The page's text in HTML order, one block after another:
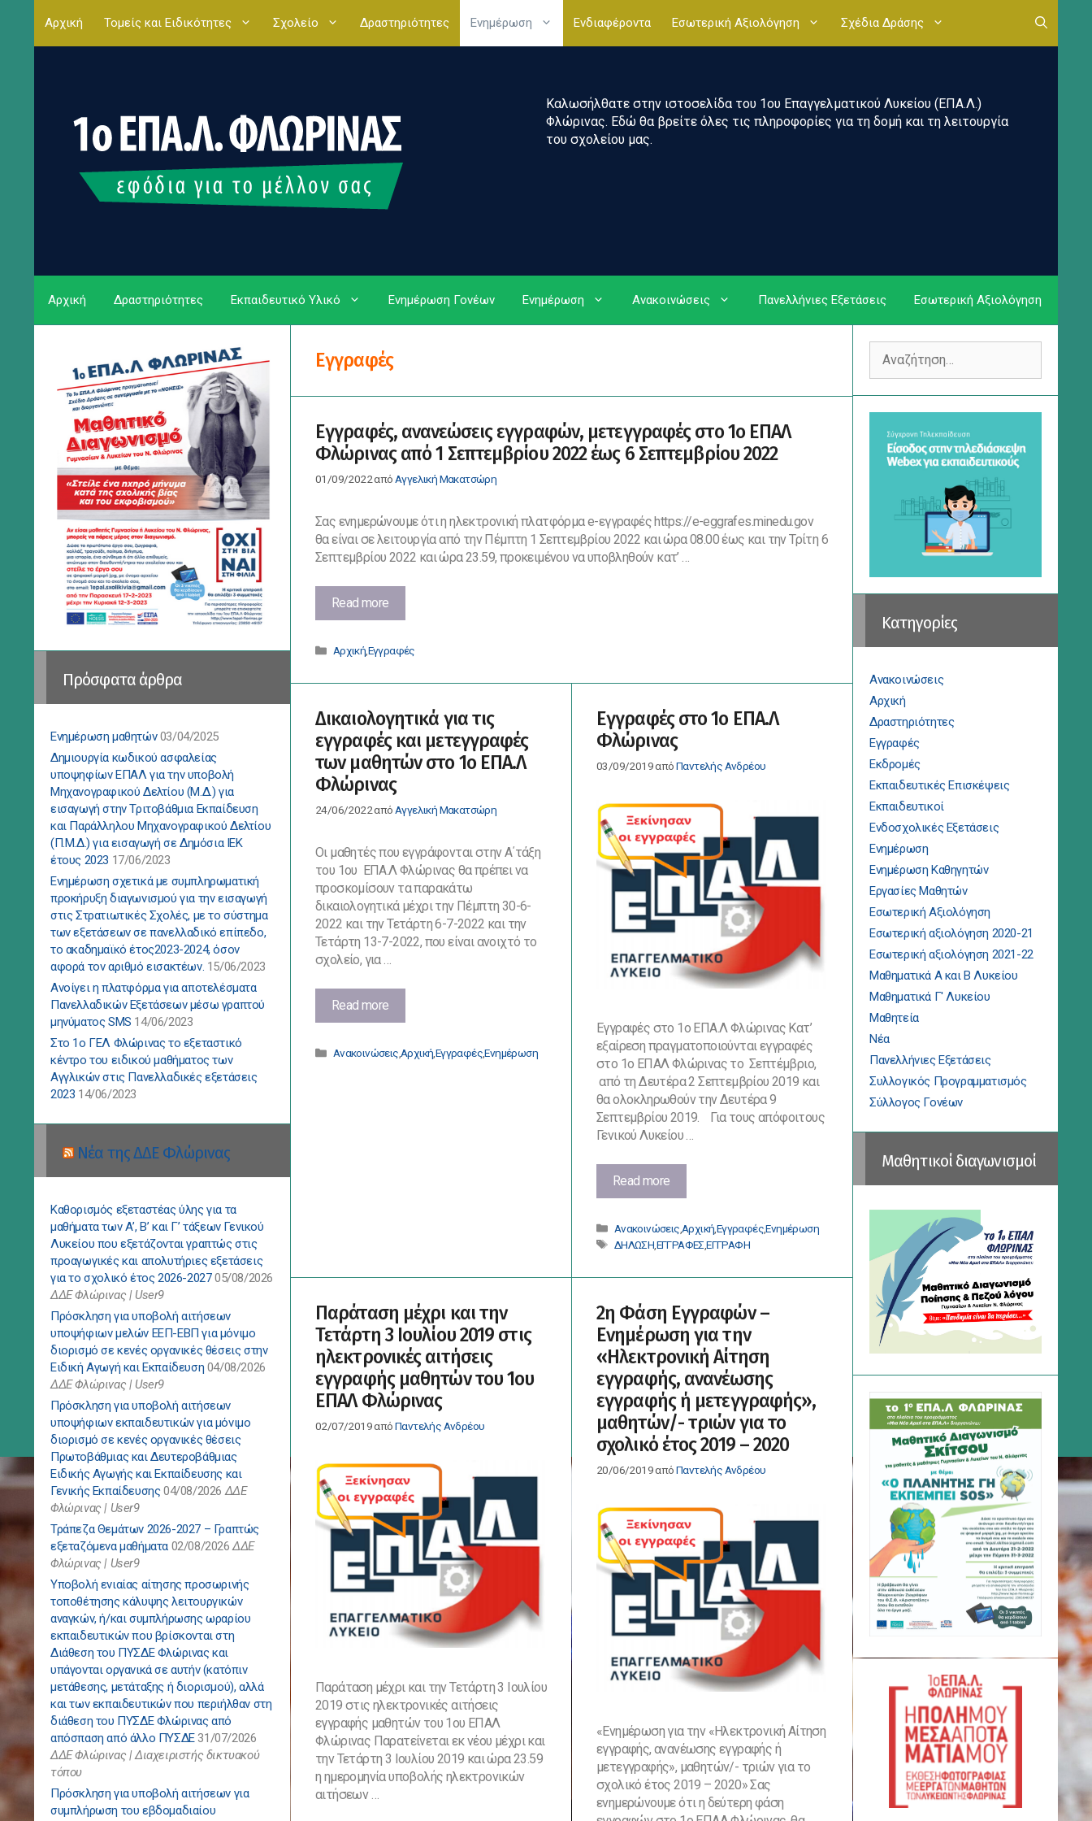
περιεχόμενο
Αρχική Τομείς και Ειδικότητες Σχολείο Δραστηριότητες Ενημέρωση Ενδιαφέροντα Εσωτερική Αξιολόγηση Σχέδια Δράσης
Καλωσήλθατε στην ιστοσελίδα του 1ου Επαγγελματικού Λυκείου (ΕΠΑ.Λ.)
Φλώρινας. Εδώ θα βρείτε όλες τις πληροφορίες για τη δομή και τη λειτουργία
του σχολείου μας.
Αρχική Δραστηριότητες Εκπαιδευτικό Υλικό Ενημέρωση Γονέων Ενημέρωση Ανακοινώσεις Πανελλήνιες Εξετάσεις Εσωτερική Αξιολόγηση
Εγγραφές
Εγγραφές, ανανεώσεις εγγραφών, μετεγγραφές στο 1ο ΕΠΑΛ
Φλώρινας από 1 Σεπτεμβρίου 2022 έως 6 Σεπτεμβρίου 2022
01/09/2022από Αγγελική Μακατσώρη
Σας ενημερώνουμε ότι η ηλεκτρονική πλατφόρμα e-εγγραφές https://e-eggrafes.minedu.gov
θα είναι σε λειτουργία από την Πέμπτη 1 Σεπτεμβρίου 2022 και ώρα 08.00 έως και την Τρίτη 6
Σεπτεμβρίου 2022 και ώρα 23.59, προκειμένου να υποβληθούν κατ’ …
Read moreΕγγραφές,
ανανεώσεις
μετεγγραφές
Φλώρινας
από
1
Σεπτεμβρίου
2022
έως
Σεπτεμβρίου
2022
Κατηγορίες
ΑρχικήΕγγραφές
Δικαιολογητικά για τις
εγγραφές και μετεγγραφές
των μαθητών στο 1ο ΕΠΑ.Λ
Φλώρινας
24/06/2022από Αγγελική Μακατσώρη
Οι μαθητές που εγγράφονται στην Α΄τάξη
του 1ου ΕΠΑ.Λ Φλώρινας θα πρέπει να
προσκομίσουν τα παρακάτω
δικαιολογητικά μέχρι την Πέμπτη 30-6-
2022 και την Τετάρτη 6-7-2022 και την
Τετάρτη 13-7-2022, που είναι ανοιχτό το
σχολείο, για …
Read moreΔικαιολογητικά
για
εγγραφές
Κατηγορίες
Ανακοινώσεις ΑρχικήΕγγραφές,Ενημέρωση
Εγγραφές στο 1ο ΕΠΑ.Λ
Φλώρινας
03/09/2019απόΠαντελής Ανδρέου
Εγγραφές στο 1ο ΕΠΑ.Λ Φλώρινας Κατ’
εξαίρεση πραγματοποιούνται εγγραφές
στο 1ο ΕΠΑΛ Φλώρινας το Σεπτέμβριο,
από τη Δευτέρα 2 Σεπτεμβρίου 2019 και
θα ολοκληρωθούν την Δευτέρα 9
Σεπτεμβρίου 2019. Για τους απόφοιτους
Γενικού Λυκείου …
Read moreΕγγραφές
στο
ΕΠΑ.Λ
Φλώρινας
Κατηγορίες
Ανακοινώσεις ΑρχικήΕγγραφές,Ενημέρωση
Ετικέτες
ΔΗΛΩΣΗΕΓΓΡΑΦΕΣ,ΕΓΓΡΑΦΗ
Παράταση μέχρι και την
Τετάρτη 3 Ιουλίου 2019 στις
ηλεκτρονικές αιτήσεις
εγγραφής μαθητών του 1ου
ΕΠΑΛ Φλώρινας
02/07/2019απόΠαντελής Ανδρέου
Παράταση μέχρι και την Τετάρτη 3 Ιουλίου
2019 στις ηλεκτρονικές αιτήσεις
εγγραφής μαθητών του 1ου ΕΠΑΛ
Φλώρινας Παρατείνεται εκ νέου μέχρι και
την Τετάρτη 3 Ιουλίου 2019 και ώρα 23.59
η ημερομηνία υποβολής ηλεκτρονικών
αιτήσεων …
2η Φάση Εγγραφών –
Ενημέρωση για την
«Ηλεκτρονική Αίτηση
εγγραφής, ανανέωσης
εγγραφής ή μετεγγραφής»,
μαθητών/- τριών για το
σχολικό έτος 2019 – 2020
20/06/2019απόΠαντελής Ανδρέου
«Ενημέρωση για την «Ηλεκτρονική Αίτηση
εγγραφής, ανανέωσης εγγραφής ή
μετεγγραφής», μαθητών/- τριών για το
σχολικό έτος 2019 – 2020» Σας
ενημερώνουμε ότι η δεύτερη φάση
Πρόσφατα άρθρα
Ενημέρωση μαθητών 03/04/2025
Δημιουργία κωδικού ασφαλείας
υποψηφίων ΕΠΑΛ για την υποβολή
Μηχανογραφικού Δελτίου (Μ.Δ.) για
εισαγωγή στην Τριτοβάθμια Εκπαίδευση
και Παράλληλου Μηχανογραφικού Δελτίου
(Π.Μ.Δ.) για εισαγωγή σε Δημόσια ΙΕΚ
έτους 2023 17/06/2023
Ενημέρωση σχετικά με συμπληρωματική
προκήρυξη διαγωνισμού για την εισαγωγή
στις Στρατιωτικές Σχολές, με το σύστημα
των εξετάσεων σε πανελλαδικό επίπεδο,
το ακαδημαϊκό έτος2023-2024, όσον
αφορά τον αριθμό εισακτέων. 15/06/2023
Ανοίγει η πλατφόρμα για αποτελέσματα
Πανελλαδικών Εξετάσεων μέσω γραπτού
μηνύματος SMS 14/06/2023
Στο 1ο ΓΕΛ Φλώρινας το εξεταστικό
κέντρο του ειδικού μαθήματος των
Αγγλικών στις Πανελλαδικές εξετάσεις
2023 14/06/2023
Νέα της ΔΔΕ Φλώρινας
Καθορισμός εξεταστέας ύλης για τα
μαθήματα των Α’, Β’ και Γ’ τάξεων Γενικού
Λυκείου που εξετάζονται γραπτώς στις
προαγωγικές και απολυτήριες εξετάσεις
για το σχολικό έτος 2026-2027 05/08/2026
ΔΔΕ Φλώρινας | User9
Πρόσκληση για υποβολή αιτήσεων
υποψήφιων μελών ΕΕΠ-ΕΒΠ για μόνιμο
διορισμό σε κενές οργανικές θέσεις στην
Ειδική Αγωγή και Εκπαίδευση 04/08/2026
ΔΔΕ Φλώρινας | User9
Πρόσκληση για υποβολή αιτήσεων
υποψήφιων εκπαιδευτικών για μόνιμο
διορισμό σε κενές οργανικές θέσεις
Πρωτοβάθμιας και Δευτεροβάθμιας
Ειδικής Αγωγής και Εκπαίδευσης και
Γενικής Εκπαίδευσης 04/08/2026 ΔΔΕ
Φλώρινας | User9
Τράπεζα Θεμάτων 2026-2027 – Γραπτώς
εξεταζόμενα μαθήματα 02/08/2026 ΔΔΕ
Φλώρινας | User9
Υποβολή ενιαίας αίτησης προσωρινής
τοποθέτησης κάλυψης λειτουργικών
αναγκών, ή/και συμπλήρωσης ωραρίου
εκπαιδευτικών που βρίσκονται στη
Διάθεση του ΠΥΣΔΕ Φλώρινας και
υπάγονται οργανικά σε αυτήν (κατόπιν
μετάθεσης, μετάταξης ή διορισμού), αλλά
και των εκπαιδευτικών που περιήλθαν στη
διάθεση του ΠΥΣΔΕ Φλώρινας από
απόσπαση από άλλο ΠΥΣΔΕ 31/07/2026
ΔΔΕ Φλώρινας | Διαχειριστής δικτυακού
τόπου
Πρόσκληση για υποβολή αιτήσεων για
συμπλήρωση του εβδομαδιαίου
για:
Kατηγορίες
Ανακοινώσεις
Αρχική
Δραστηριότητες
Εγγραφές
Εκδρομές
Εκπαιδευτικές Επισκέψεις
Εκπαιδευτικοί
Ενδοσχολικές Εξετάσεις
Ενημέρωση
Ενημέρωση Καθηγητών
Εργασίες Μαθητών
Εσωτερική Αξιολόγηση
Εσωτερική αξιολόγηση 2020-21
Εσωτερική αξιολόγηση 2021-22
Μαθηματικά Α και Β Λυκείου
Μαθηματικά Γ' Λυκείου
Μαθητεία
Νέα
Πανελλήνιες Εξετάσεις
Συλλογικός Προγραμματισμός
Σύλλογος Γονέων
Μαθητικοί διαγωνισμοί